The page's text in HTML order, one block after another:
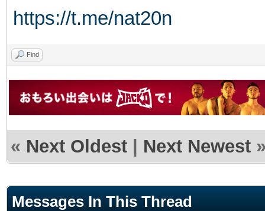
https://t.me/nat20n
Find
« Next Oldest | Next Newest
Messages In This Thread